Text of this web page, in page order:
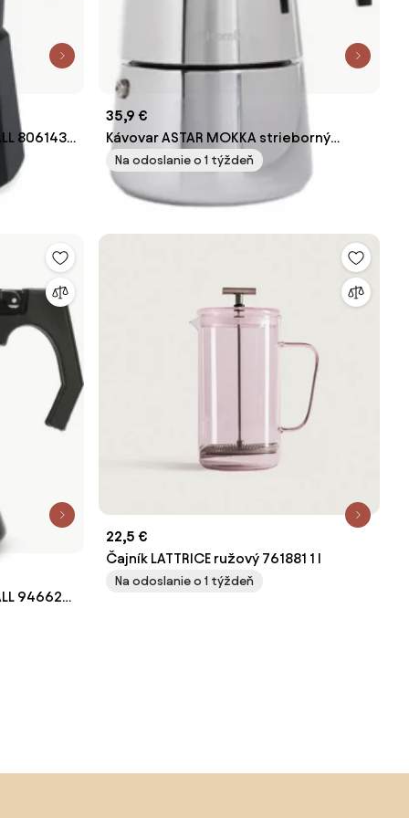
806143
35,9 €
Kávovar ASTAR MOKKA strieborný
704031
Na odoslanie o 1 týždeň
946626
22,5 €
Čajník LATTRICE ružový 761881 1 l
Na odoslanie o 1 týždeň